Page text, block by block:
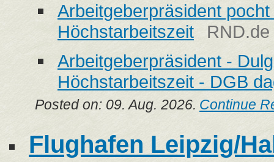
Arbeitgeberpräsident
Höchstarbeitszeit
RND.de
Arbeitgeberpräsident -
Höchstarbeitszeit - DGB
Posted on: 09. Aug. 2026. Continue
Flughafen Leipzig/